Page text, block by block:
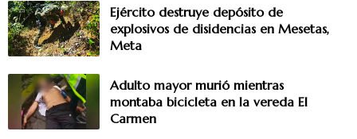
Ejército destruye depósito de
explosivos de disidencias en Mesetas,
Meta
Adulto mayor murió mientras
montaba bicicleta en la vereda El
Carmen